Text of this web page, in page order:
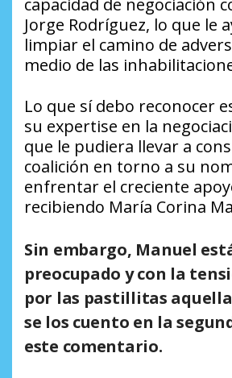
capacidad de negociación
Jorge Rodríguez, lo que le
limpiar el camino de
medio de las
Lo que sí debo reconocer
su expertise en la
que le pudiera llevar a
coalición en torno a su
enfrentar el creciente
recibiendo María Corina
Sin embargo, Manuel
preocupado y con la
por las pastillitas
se los cuento en la
este comentario.